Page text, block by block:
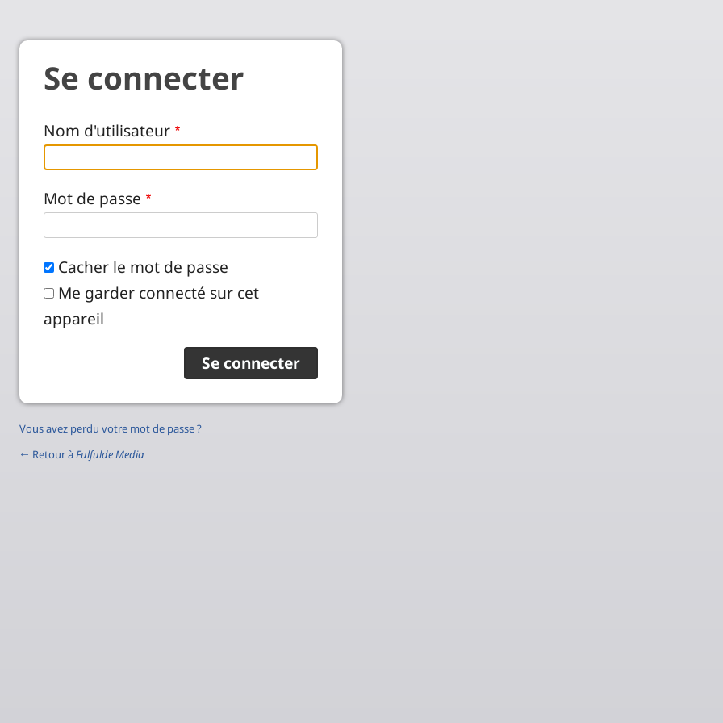
Se connecter
Nom d'utilisateur
Mot de passe
Cacher le mot de passe
Me garder connecté sur cet
appareil
Vous avez perdu votre mot de passe ?
← Retour àFulfulde Media